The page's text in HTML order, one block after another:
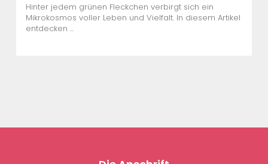
Hinter jedem grünen Fleckchen verbirgt sich ein
Mikrokosmos voller Leben und Vielfalt. In diesem Artikel
entdecken ...